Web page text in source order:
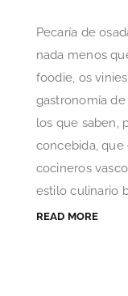
Pecaría de
nada menos
foodie, os
gastronomía de
los que saben,
concebida, que
cocineros
estilo culinario
READ MORE